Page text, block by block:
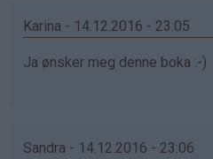
Karina - 14.12.2016 - 23:05
Ja ønsker meg denne boka :-)
Sandra - 14.12.2016 - 23:06